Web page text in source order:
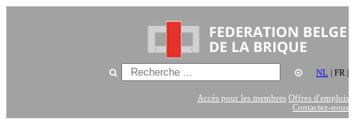
NL | FR |
Accès pour les membres Offres d'emplois
Contactez-nous